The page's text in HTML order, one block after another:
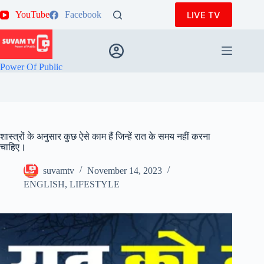
to
YouTube Facebook LIVE TV
Power Of Public
शास्त्रों के अनुसार कुछ ऐसे काम हैं जिन्हें रात के समय नहीं करना
चाहिए।
suvamtv
November 14, 2023
ENGLISH, LIFESTYLE